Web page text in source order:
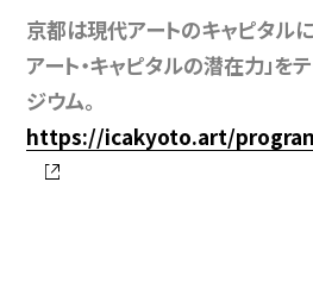
入試情報
京都は現代アートのキャピタル
アート・キャピタルの潜在力」を
ジウム。
https://icakyoto.art/